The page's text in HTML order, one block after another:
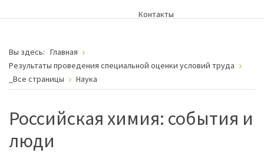
Контакты
Вы здесь: Главная
Результаты проведения специальной оценки условий труда
_Все страницы
Наука
Российская химия: события и
люди